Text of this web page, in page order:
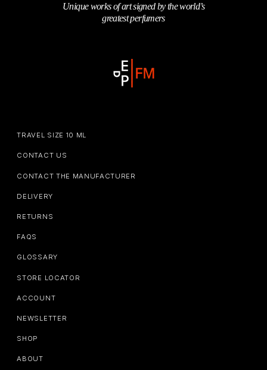
Unique works of art signed by the world’s
greatest perfumers
TRAVEL SIZE 10 ML
CONTACT US
CONTACT THE MANUFACTURER
DELIVERY
RETURNS
FAQS
GLOSSARY
STORE LOCATOR
ACCOUNT
NEWSLETTER
SHOP
ABOUT